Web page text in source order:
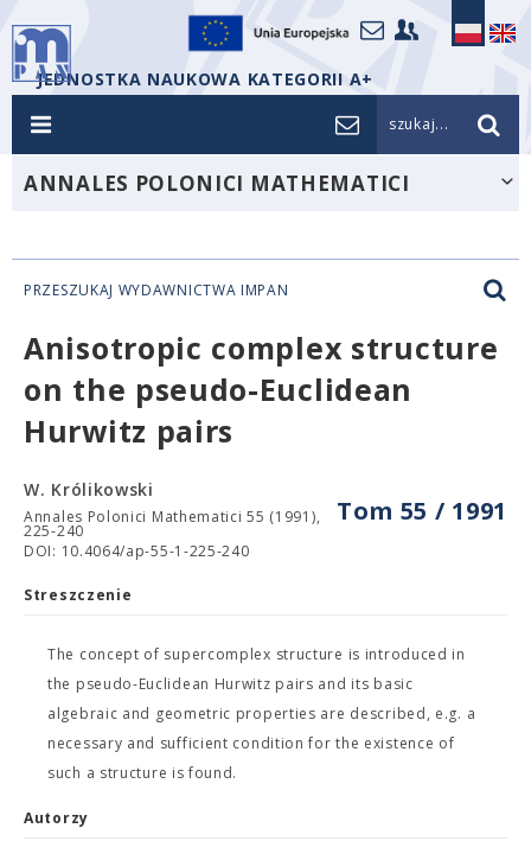
JEDNOSTKA NAUKOWA KATEGORII A+
szukaj...
ANNALES POLONICI MATHEMATICI
PRZESZUKAJ WYDAWNICTWA IMPAN
Anisotropic complex structure
on the pseudo-Euclidean
Hurwitz pairs
Tom 55 / 1991
W. Królikowski
Annales Polonici Mathematici 55 (1991),
225-240
DOI: 10.4064/ap-55-1-225-240
Streszczenie
The concept of supercomplex structure is introduced in
the pseudo-Euclidean Hurwitz pairs and its basic
algebraic and geometric properties are described, e.g. a
necessary and sufficient condition for the existence of
such a structure is found.
Autorzy